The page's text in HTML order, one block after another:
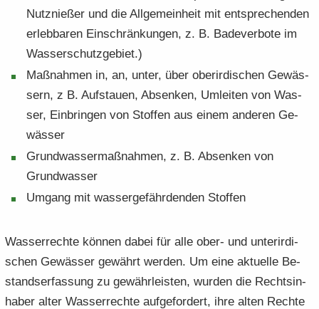
Nutz­nie­ßer und die All­ge­mein­heit mit ent­spre­chen­den
er­leb­ba­ren Ein­schrän­kun­gen, z. B. Ba­de­ver­bo­te im
Was­ser­schutz­ge­biet.)
Maß­nah­men in, an, unter, über ober­ir­di­schen Ge­wäs­
sern, z B. Auf­stau­en, Ab­sen­ken, Um­lei­ten von Was­
ser, Ein­brin­gen von Stof­fen aus einem an­de­ren Ge­
wäs­ser
Grund­was­ser­maß­nah­men, z. B. Ab­sen­ken von
Grund­was­ser
Um­gang mit was­ser­ge­fähr­den­den Stof­fen
Was­ser­rech­te kön­nen dabei für alle ober- und un­ter­ir­di­
schen Ge­wäs­ser ge­währt wer­den. Um eine ak­tu­el­le Be­
stand­ser­fas­sung zu ge­währ­leis­ten, wur­den die Rechts­in­
ha­ber alter Was­ser­rech­te auf­ge­for­dert, ihre alten Rech­te